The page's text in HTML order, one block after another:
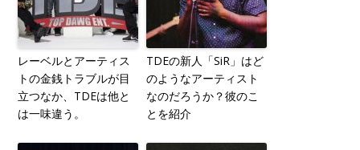
レーベルとアーティス
トの金銭トラブルが目
立つなか、TDEは他と
は一味違う。
TDEの新人「SiR」はど
のようなアーティスト
なのだろうか？彼のこ
とを紹介